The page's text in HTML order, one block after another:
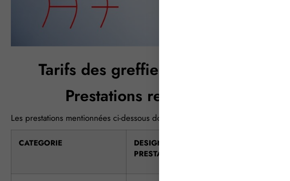
Tarifs des greffiers des tribunaux
Prestations relatives au
Les prestations mentionnées ci-dessous donnent lieu à la perception des
CATEGORIE
DESIGNATION DE LA
PRESTATION